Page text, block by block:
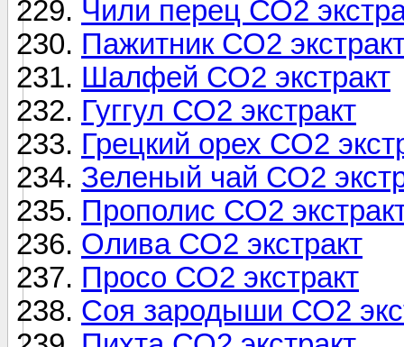
Чили перец СО2
Пажитник СО2
Шалфей СО2 экстракт
Гуггул СО2 экстракт
Грецкий орех СО2
Зеленый чай СО2
Прополис СО2
Олива СО2 экстракт
Просо СО2 экстракт
Соя зародыши СО2